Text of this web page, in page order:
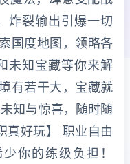
炸裂输出引爆一切
国度地图，领略各
未知宝藏等你来解
有若干大，宝藏就
知与惊喜，随时随
真好玩】 职业自由
你的练级负担！